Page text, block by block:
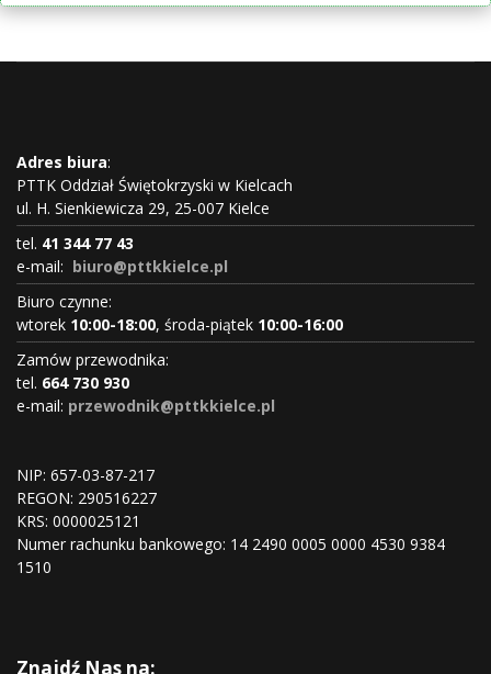
Adres biura:
PTTK Oddział Świętokrzyski w Kielcach
ul. H. Sienkiewicza 29, 25-007 Kielce
tel. 41 344 77 43
e-mail: biuro@pttkkielce.pl
Biuro czynne:
wtorek 10:00-18:00, środa-piątek 10:00-16:00
Zamów przewodnika:
tel. 664 730 930
e-mail: przewodnik@pttkkielce.pl
NIP: 657-03-87-217
REGON: 290516227
KRS: 0000025121
Numer rachunku bankowego: 14 2490 0005 0000 4530 9384
1510
Znajdź Nas na: